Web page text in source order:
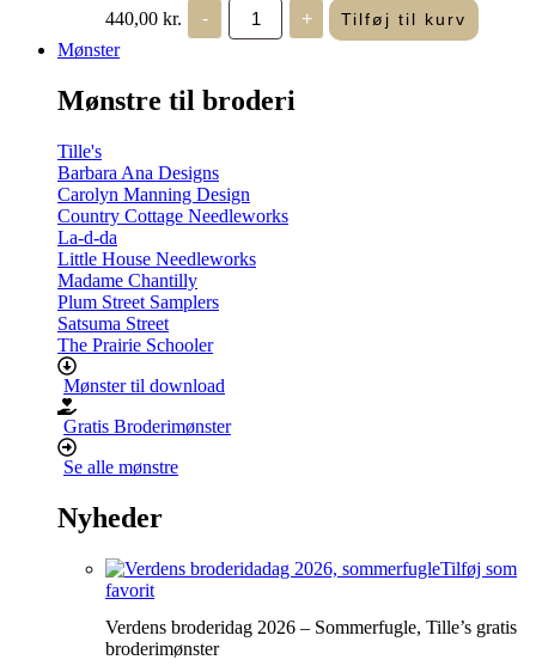
440,00 kr. -
Life
Seasons
(Volume
+ Tilføj til kurv
Mønster
Mønstre til broderi
Tille's
Barbara Ana Designs
Carolyn Manning Design
Country Cottage Needleworks
La-d-da
Little House Needleworks
Madame Chantilly
Plum Street Samplers
Satsuma Street
The Prairie Schooler
Mønster til download
Gratis Broderimønster
Se alle mønstre
Nyheder
Tilføj som
favorit
Verdens broderidag 2026 – Sommerfugle, Tille’s gratis
broderimønster